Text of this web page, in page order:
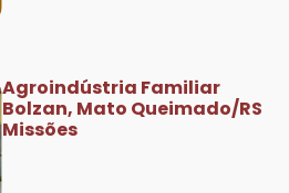
Agroindústria Familiar
Bolzan, Mato Queimado/RS
Missões